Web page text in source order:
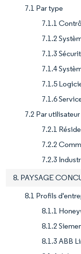
7.1 Par type
7.1.1
7.1.2
7.1.3
7.1.4
7.1.5
7.1.6
7.2 Par
7.2.1
7.2.2
7.2.3
8. PAYSAGE
8.1 Profils
8.1.1
8.1.2
8.1.3 ABB